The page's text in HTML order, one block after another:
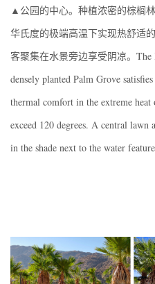
▲公园的中心。种植浓密的棕榈
华氏度的极端高温下实现热舒适
客聚集在水景旁边享受阴凉。The
densely planted Palm Grove
thermal comfort in the extreme heat
exceed 120 degrees. A central
in the shade next to the water